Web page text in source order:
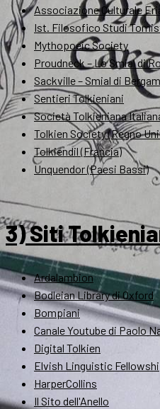
Associazione Culturale
Ist. Filosofico Studi
Mythopoeic Society
Proudneck – Lo Smial di
Sackville – Smial di
Sentieri Tolkieniani
Società Tolkieniana
Tolkien Society (Regno
Tolkiendil (Francia)
Unquendor (Paesi Bassi)
3) Siti
Ardalambion
Bodleian Library di Oxford
Bompiani
Canale Youtube di Paolo
Digital Tolkien
Elvish Linguistic
HarperCollins
Il Sito dell'Anello